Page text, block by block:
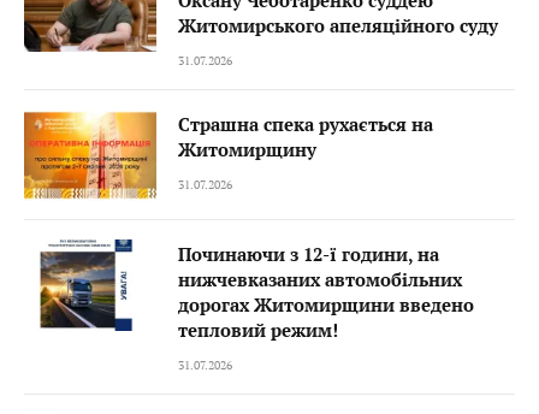
Житомирського апеляційного суду
31.07.2026
Страшна спека рухається на
Житомирщину
31.07.2026
Починаючи з 12-ї години, на
нижчевказаних автомобільних
дорогах Житомирщини введено
тепловий режим!
31.07.2026